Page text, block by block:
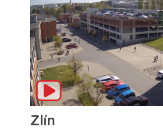
Zlín